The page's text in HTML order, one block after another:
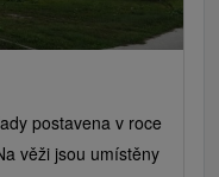
postavena v roce
věži jsou umístěny